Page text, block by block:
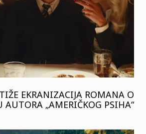
EKRANIZACIJA ROMANA O
AUTORA „AMERIČKOG PSIHA“